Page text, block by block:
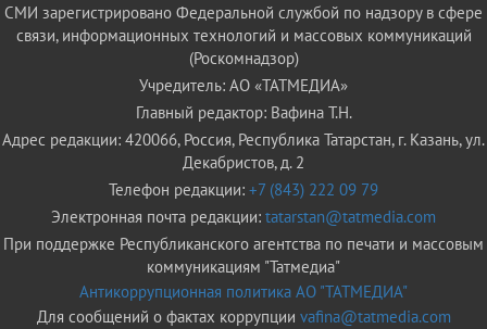
СМИ зарегистрировано Федеральной службой по надзору в сфере
связи, информационных технологий и массовых коммуникаций
(Роскомнадзор)
Учредитель: АО «ТАТМЕДИА»
Главный редактор: Вафина Т.Н.
Адрес редакции: 420066, Россия, Республика Татарстан, г. Казань, ул.
Декабристов, д. 2
Телефон редакции: +7 (843) 222 09 79
Электронная почта редакции: tatarstan@tatmedia.com
При поддержке Республиканского агентства по печати и массовым
коммуникациям "Татмедиа"
Антикоррупционная политика АО "ТАТМЕДИА"
Для сообщений о фактах коррупции vafina@tatmedia.com